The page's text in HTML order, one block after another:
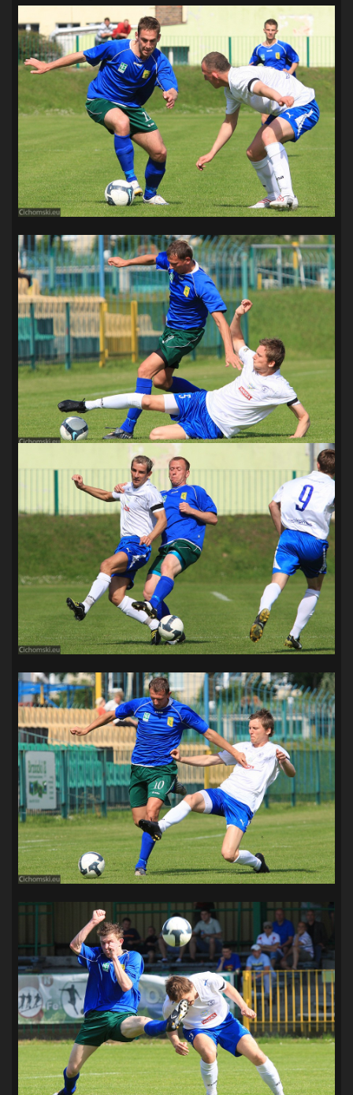
SANDRA SPA POGOŃ SZCZECIN(100) SIEDLECKA
SPARING(110) SPR POGOŃ SZCZECIN
SPÓJNIA STARGARD(35) STOCZNIA SZCZECIN (40)
SUPERLIGA KOBIET(58) SUPERLIGA MĘŻCZYZN(92)
TAURON LIGA KOBIET(106) TENIS (26) TREFL SOPOT(26)
ZAGŁĘBIE LUBIN ŚLĄSK WROCŁAW(29)
ŚWIT SKOLWIN (111)
STAT4U